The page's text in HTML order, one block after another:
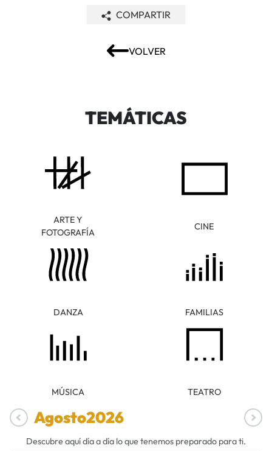
VOLVER
COMPARTIR
TEMÁTICAS
ARTE Y
FOTOGRAFÍA
CINE
DANZA FAMILIAS
MÚSICA TEATRO
Agosto2026
Descubre aquí día a día lo que tenemos preparado para ti.